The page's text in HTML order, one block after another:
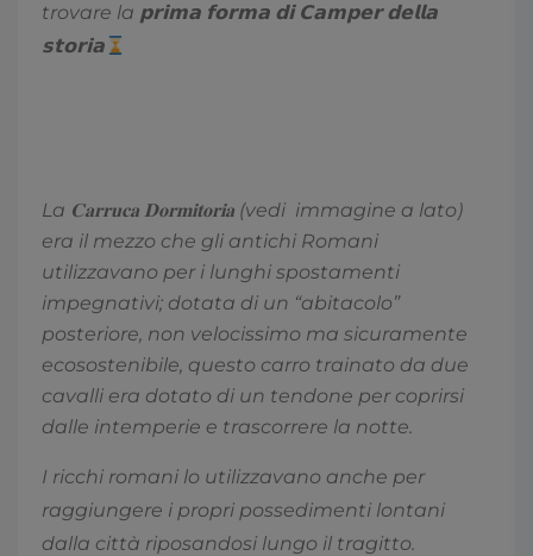
trovare la 𝗽𝗿𝗶𝗺𝗮 𝗳𝗼𝗿𝗺𝗮 𝗱𝗶 𝗖𝗮𝗺𝗽𝗲𝗿 𝗱𝗲𝗹𝗹𝗮
𝘀𝘁𝗼𝗿𝗶𝗮
La 𝐂𝐚𝐫𝐫𝐮𝐜𝐚 𝐃𝐨𝐫𝐦𝐢𝐭𝐨𝐫𝐢𝐚 (vedi immagine a lato)
era il mezzo che gli antichi Romani
utilizzavano per i lunghi spostamenti
impegnativi; dotata di un “abitacolo”
posteriore, non velocissimo ma sicuramente
ecosostenibile, questo carro trainato da due
cavalli era dotato di un tendone per coprirsi
dalle intemperie e trascorrere la notte.
I ricchi romani lo utilizzavano anche per
raggiungere i propri possedimenti lontani
dalla città riposandosi lungo il tragitto.